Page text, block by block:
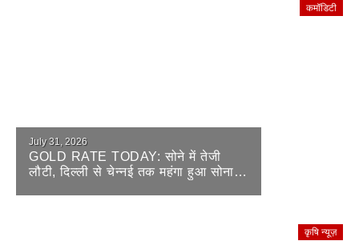
कमॉडिटी
July 31, 2026
GOLD RATE TODAY: सोने में तेजी
लौटी, दिल्ली से चेन्नई तक महंगा हुआ सोना;
कृषि न्यूज़